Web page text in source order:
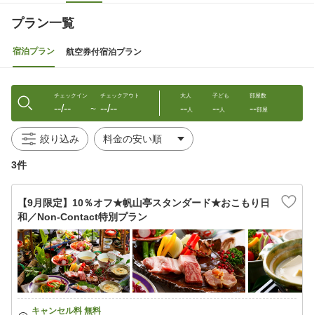
プラン一覧
宿泊プラン 航空券付宿泊プラン
チェックイン
--/-- 〜
チェックアウト
--/--
大人
--人
子ども
--人
部屋数
--部屋
絞り込み
3件
【9月限定】10％オフ★帆山亭スタンダード★おこもり日
和／Non-Contact特別プラン